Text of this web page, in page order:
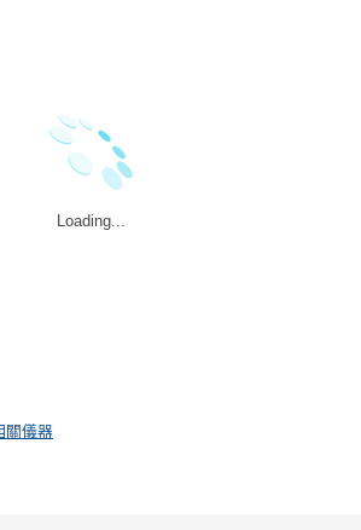
Loading...
關儀器